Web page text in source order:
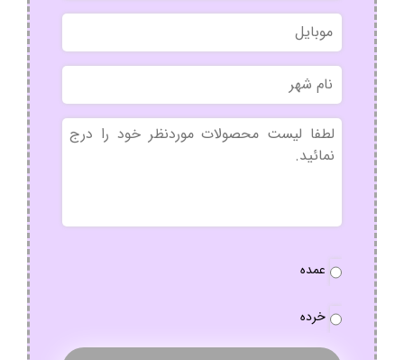
نام
خانوادگی
موبایل
نام
شهر
بدون
عنوان
نوع
عمده
خرده